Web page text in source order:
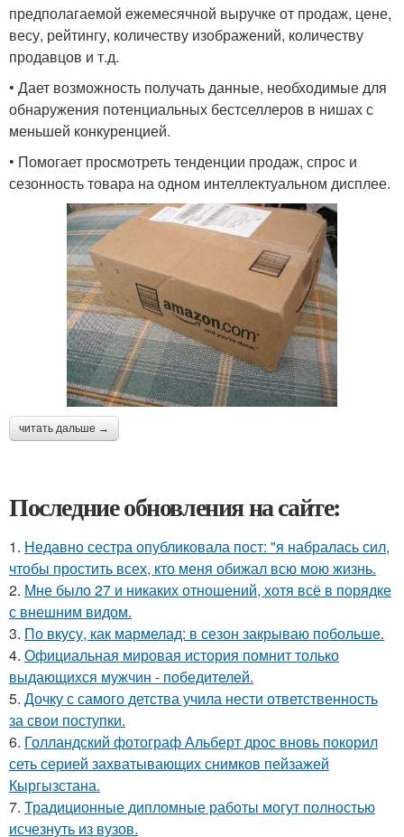
предполагаемой ежемесячной выручке от продаж, цене,
весу, рейтингу, количеству изображений, количеству
продавцов и т.д.
• Дает возможность получать данные, необходимые для
обнаружения потенциальных бестселлеров в нишах с
меньшей конкуренцией.
• Помогает просмотреть тенденции продаж, спрос и
сезонность товара на одном интеллектуальном дисплее.
читать дальше →
Последние обновления на сайте:
1. Недавно сестра опубликовала пост: "я набралась сил,
чтобы простить всех, кто меня обижал всю мою жизнь.
2. Мне было 27 и никаких отношений, хотя всё в порядке
с внешним видом.
3. По вкусу, как мармелад: в сезон закрываю побольше.
4. Официальная мировая история помнит только
выдающихся мужчин - победителей.
5. Дочку с самого детства учила нести ответственность
за свои поступки.
6. Голландский фотограф Альберт дрос вновь покорил
сеть серией захватывающих снимков пейзажей
Кыргызстана.
7. Традиционные дипломные работы могут полностью
исчезнуть из вузов.